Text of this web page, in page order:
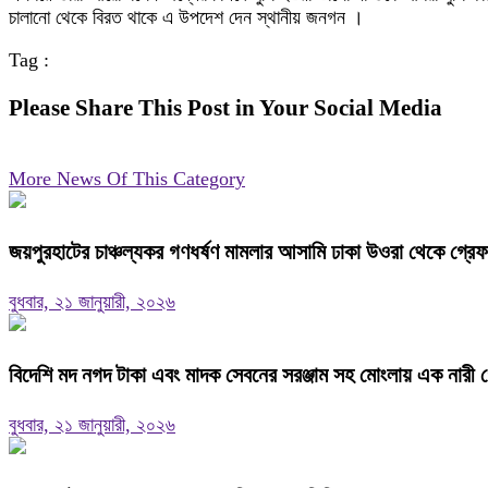
চালানো থেকে বিরত থাকে এ উপদেশ দেন স্থানীয় জনগন ।
Tag :
Please Share This Post in Your Social Media
More News Of This Category
জয়পুরহাটের চাঞ্চল্যকর গণধর্ষণ মামলার আসামি ঢাকা উওরা থেকে
বুধবার, ২১ জানুয়ারী, ২০২৬
বিদেশি মদ নগদ টাকা এবং মাদক সেবনের সরঞ্জাম সহ মোংলায় এক নারী
বুধবার, ২১ জানুয়ারী, ২০২৬